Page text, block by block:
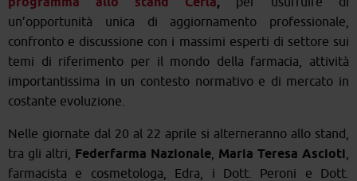
un’opportunità unica di aggiornamento professionale,
confronto e discussione con i massimi esperti di settore sui
temi di riferimento per il mondo della farmacia, attività
importantissima in un contesto normativo e di mercato in
costante evoluzione.
Nelle giornate dal 20 al 22 aprile si alterneranno allo stand,
tra gli altri, Federfarma Nazionale Maria Teresa Ascioti
farmacista e cosmetologa, Edra, i Dott. Peroni e Dott.